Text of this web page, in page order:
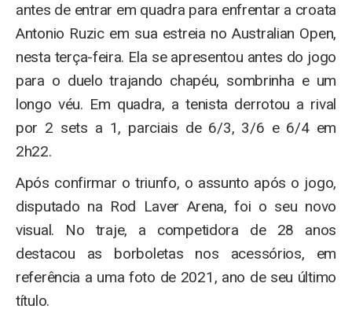
antes de entrar em quadra para enfrentar a croata
Antonio Ruzic em sua estreia no Australian Open,
nesta terça-feira. Ela se apresentou antes do jogo
para o duelo trajando chapéu, sombrinha e um
longo véu. Em quadra, a tenista derrotou a rival
por 2 sets a 1, parciais de 6/3, 3/6 e 6/4 em
2h22.
Após confirmar o triunfo, o assunto após o jogo,
disputado na Rod Laver Arena, foi o seu novo
visual. No traje, a competidora de 28 anos
destacou as borboletas nos acessórios, em
referência a uma foto de 2021, ano de seu último
título.